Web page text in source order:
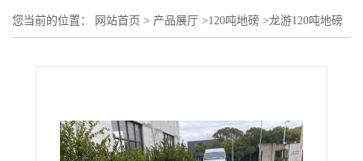
您当前的位置： 网站首页 > 产品展厅 >120吨地磅 >龙游120吨地磅